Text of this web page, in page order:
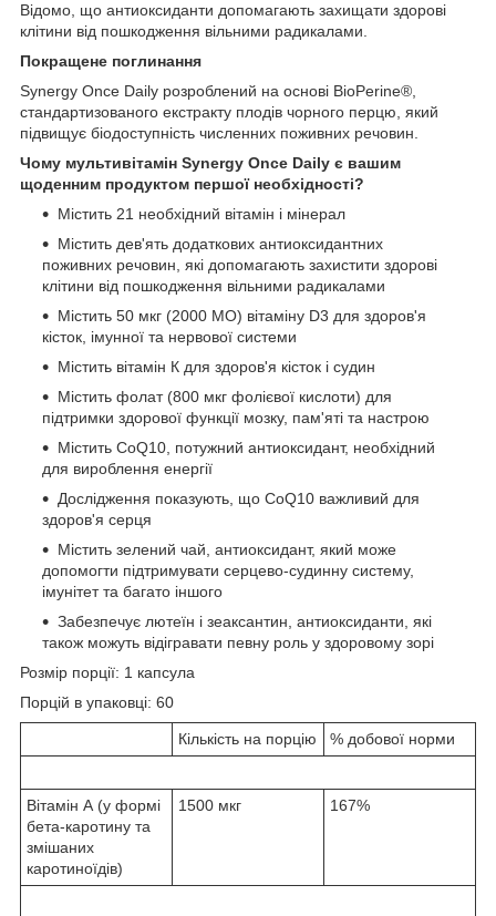
Відомо, що антиоксиданти допомагають захищати здорові
клітини від пошкодження вільними радикалами.
Покращене поглинання
Synergy Once Daily розроблений на основі BioPerine®,
стандартизованого екстракту плодів чорного перцю, який
підвищує біодоступність численних поживних речовин.
Чому мультивітамін Synergy Once Daily є вашим
щоденним продуктом першої необхідності?
Містить 21 необхідний вітамін і мінерал
Містить дев'ять додаткових антиоксидантних
поживних речовин, які допомагають захистити здорові
клітини від пошкодження вільними радикалами
Містить 50 мкг (2000 МО) вітаміну D3 для здоров'я
кісток, імунної та нервової системи
Містить вітамін К для здоров'я кісток і судин
Містить фолат (800 мкг фолієвої кислоти) для
підтримки здорової функції мозку, пам'яті та настрою
Містить CoQ10, потужний антиоксидант, необхідний
для вироблення енергії
Дослідження показують, що CoQ10 важливий для
здоров'я серця
Містить зелений чай, антиоксидант, який може
допомогти підтримувати серцево-судинну систему,
імунітет та багато іншого
Забезпечує лютеїн і зеаксантин, антиоксиданти, які
також можуть відігравати певну роль у здоровому зорі
Розмір порції: 1 капсула
Порцій в упаковці: 60
Кількість на порцію % добової норми
Вітамін А (у формі
бета-каротину та
змішаних
каротиноїдів)
1500 мкг 167%